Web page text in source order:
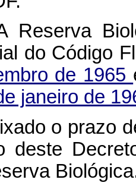
Reserva
do Código
de 1965
janeiro de
o prazo
deste